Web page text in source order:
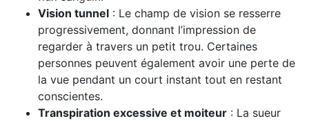
Vision tunnel : Le champ de vision se resserre
progressivement, donnant l’impression de
regarder à travers un petit trou. Certaines
personnes peuvent également avoir une perte de
la vue pendant un court instant tout en restant
conscientes.
Transpiration excessive et moiteur : La sueur